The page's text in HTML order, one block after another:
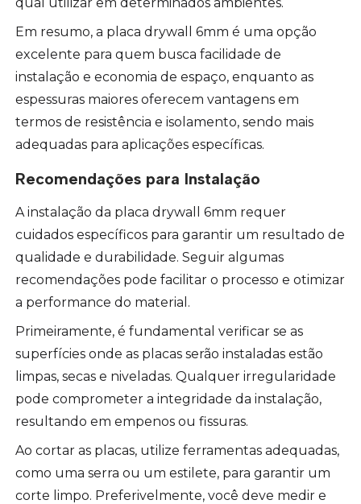
Em resumo, a placa drywall 6mm é uma opção
excelente para quem busca facilidade de
instalação e economia de espaço, enquanto as
espessuras maiores oferecem vantagens em
termos de resistência e isolamento, sendo mais
adequadas para aplicações específicas.
Recomendações para Instalação
A instalação da placa drywall 6mm requer
cuidados específicos para garantir um resultado de
qualidade e durabilidade. Seguir algumas
recomendações pode facilitar o processo e otimizar
a performance do material.
Primeiramente, é fundamental verificar se as
superfícies onde as placas serão instaladas estão
limpas, secas e niveladas. Qualquer irregularidade
pode comprometer a integridade da instalação,
resultando em empenos ou fissuras.
Ao cortar as placas, utilize ferramentas adequadas,
como uma serra ou um estilete, para garantir um
corte limpo. Preferivelmente, você deve medir e